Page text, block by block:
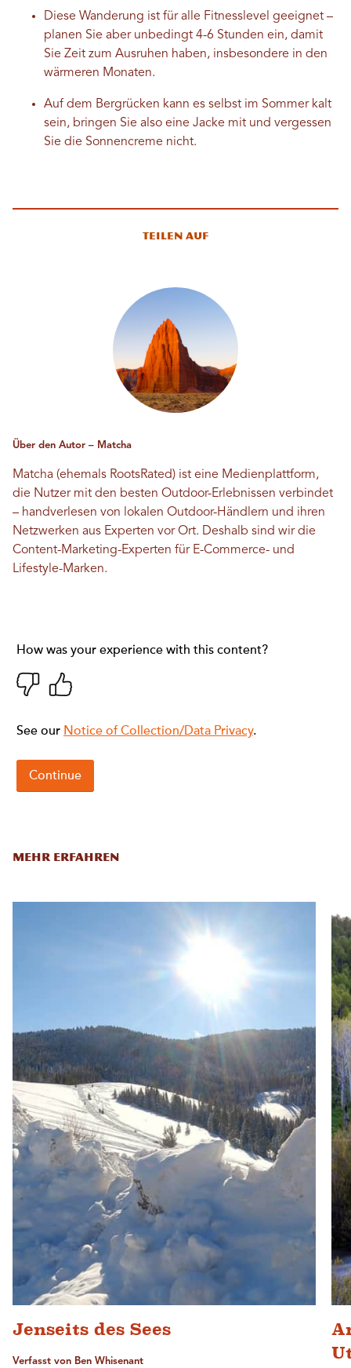
Diese Wanderung ist für alle Fitnesslevel geeignet –
planen Sie aber unbedingt 4-6 Stunden ein, damit
Sie Zeit zum Ausruhen haben, insbesondere in den
wärmeren Monaten.
Auf dem Bergrücken kann es selbst im Sommer kalt
sein, bringen Sie also eine Jacke mit und vergessen
Sie die Sonnencreme nicht.
Teilen auf
Über den Autor – Matcha
Matcha (ehemals RootsRated) ist eine Medienplattform,
die Nutzer mit den besten Outdoor-Erlebnissen verbindet
– handverlesen von lokalen Outdoor-Händlern und ihren
Netzwerken aus Experten vor Ort. Deshalb sind wir die
Content-Marketing-Experten für E-Commerce- und
Lifestyle-Marken.
MEHR ERFAHREN
Jenseits des Sees
Verfasst von Ben Whisenant